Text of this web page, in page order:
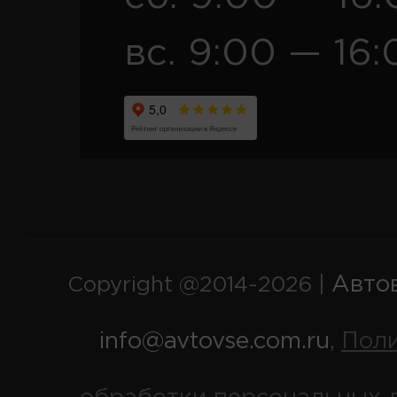
вс. 9:00 —
Copyright @2014-2026 |
info@avtovse.com.ru,